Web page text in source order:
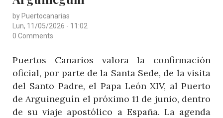
HASTA
2030
by Puertocanarias
Lun, 11/05/2026 - 11:02
0 Comments
Puertos Canarios valora la confirmación
oficial, por parte de la Santa Sede, de la visita
del Santo Padre, el Papa León XIV, al Puerto
de Arguineguín el próximo 11 de junio, dentro
de su viaje apostólico a España. La agenda